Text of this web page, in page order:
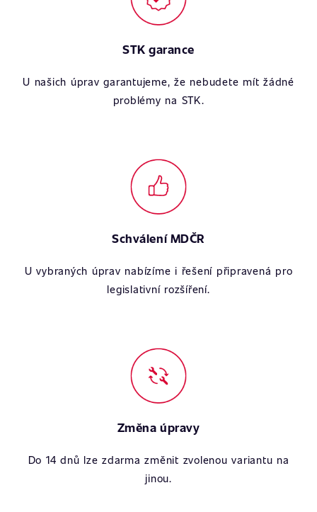
STK garance
U našich úprav garantujeme, že nebudete mít žádné
problémy na STK.
Schválení MDČR
U vybraných úprav nabízíme i řešení připravená pro
legislativní rozšíření.
Změna úpravy
Do 14 dnů lze zdarma změnit zvolenou variantu na
jinou.